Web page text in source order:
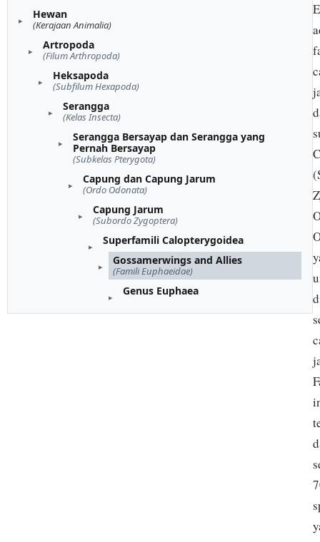
Hewan
(Kerajaan Animalia)
Artropoda
(Filum Arthropoda)
Heksapoda
(Subfilum Hexapoda)
Serangga
(Kelas Insecta)
Serangga Bersayap dan Serangga yang
Pernah Bersayap
(Subkelas Pterygota)
Capung dan Capung Jarum
(Ordo Odonata)
Capung Jarum
(Subordo Zygoptera)
Superfamili Calopterygoidea
Gossamerwings and Allies
(Famili Euphaeidae)
Genus Euphaea